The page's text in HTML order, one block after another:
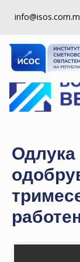
ЗА
НАС
РЕГИСТРИ
НА
КВАЛИТЕТ
КАКО
ДА
СТАНАМ
ЧЛЕН
Одлука